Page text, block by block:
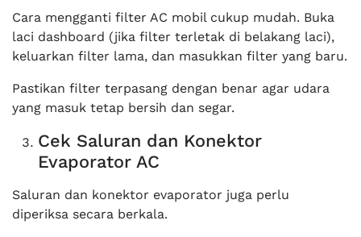
Cara mengganti filter AC mobil cukup mudah. Buka
laci dashboard (jika filter terletak di belakang laci),
keluarkan filter lama, dan masukkan filter yang baru.
Pastikan filter terpasang dengan benar agar udara
yang masuk tetap bersih dan segar.
Cek Saluran dan Konektor
Evaporator AC
Saluran dan konektor evaporator juga perlu
diperiksa secara berkala.